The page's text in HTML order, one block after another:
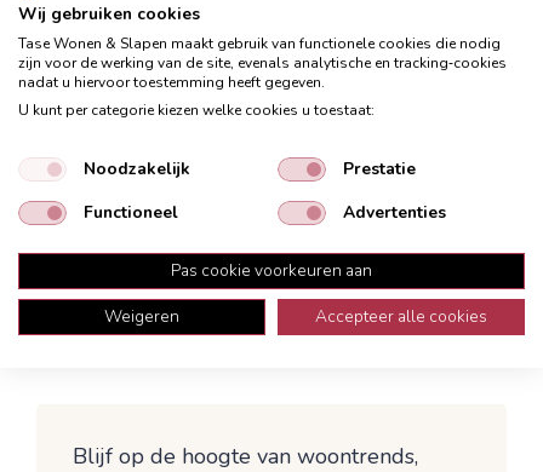
Verwachte levertijd
actuele levertijd)
Omschrijving
Onderhoud
Garantie
Dienblad Trissino zwart
Blijf op de hoogte van woontrends,
Wij gebruiken cookies
Tase Wonen & Slapen maakt gebruik van functionele cookies die nodig
zijn voor de werking van de site, evenals analytische en tracking‑cookies
nadat u hiervoor toestemming heeft gegeven.
U kunt per categorie kiezen welke cookies u toestaat:
Noodzakelijk
Prestatie
Functioneel
Advertenties
Pas cookie voorkeuren aan
Weigeren
Accepteer alle cookies